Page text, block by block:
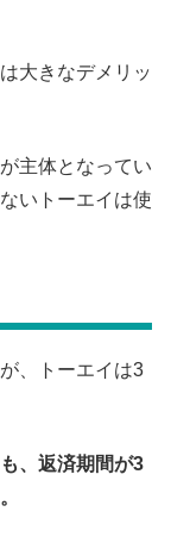
大きなデメリッ
主体となってい
いトーエイは使
、トーエイは3
、返済期間が3